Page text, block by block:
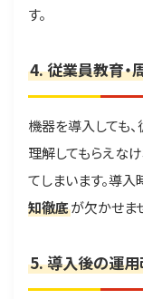
す。
4. 従業員教育・
機器を導入しても
理解してもらえな
てしまいます。導入
知徹底が欠かせま
5. 導入後の運